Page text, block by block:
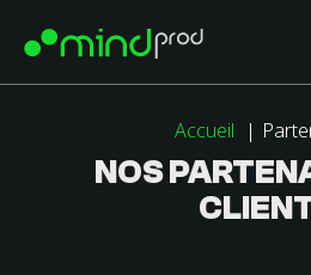
Accueil
NOS